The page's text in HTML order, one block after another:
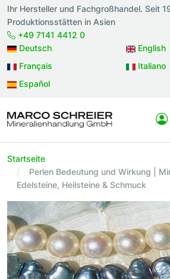
Ihr Hersteller und Fachgroßhandel. Seit
Produktionsstätten in Asien
+49 7141 4412 0
Deutsch
English
Français
Italiano
Español
Startseite
Perlen Bedeutung und Wirkung |
Edelsteine, Heilsteine & Schmuck